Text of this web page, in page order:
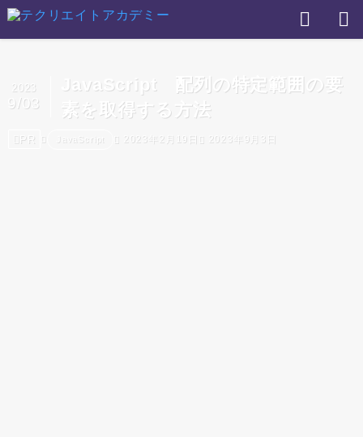
JavaScript 配列の特定範囲の要
素を取得する方法
2023
9/03
PR JavaScript 2023年2月19日 2023年9月3日